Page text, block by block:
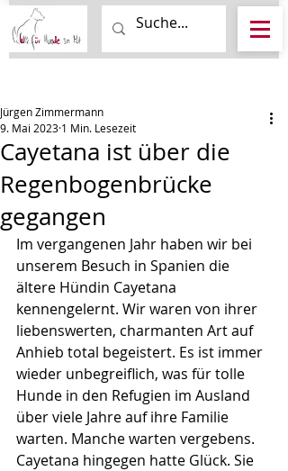
Cayetana ist über die
Regenbogenbrücke
gegangen
Jürgen Zimmermann
9. Mai 2023 1 Min. Lesezeit
Im vergangenen Jahr haben wir bei
unserem Besuch in Spanien die
ältere Hündin Cayetana
kennengelernt. Wir waren von ihrer
liebenswerten, charmanten Art auf
Anhieb total begeistert. Es ist immer
wieder unbegreiflich, was für tolle
Hunde in den Refugien im Ausland
über viele Jahre auf ihre Familie
warten. Manche warten vergebens.
Cayetana hingegen hatte Glück. Sie